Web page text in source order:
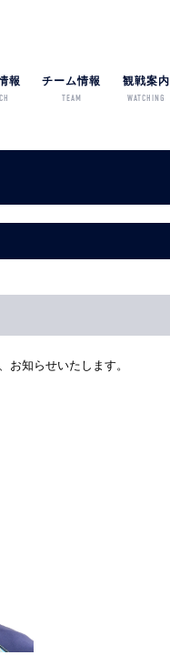
報 チーム情報
TEAM
観戦案内
WATCHING
お知らせいたします。